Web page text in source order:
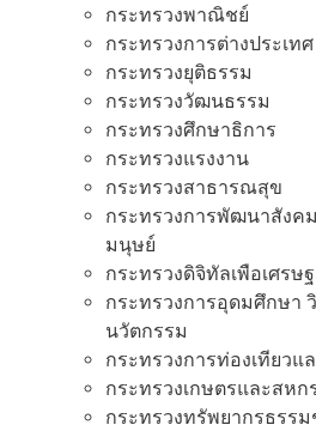
กระทรวงพาณิชย์
กระทรวงการต่างประเทศ
กระทรวงยุติธรรม
กระทรวงวัฒนธรรม
กระทรวงศึกษาธิการ
กระทรวงแรงงาน
กระทรวงสาธารณสุข
กระทรวงการพัฒนาสังค
มนุษย์
กระทรวงดิจิทัลเพือเศรษ
กระทรวงการอุดมศึกษา
นวัตกรรม
กระทรวงการท่องเทียวแ
กระทรวงเกษตรและสห
กระทรวงทรัพยากรธรร